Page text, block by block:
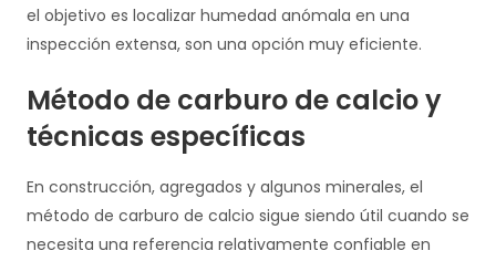
el objetivo es localizar humedad anómala en una
inspección extensa, son una opción muy eficiente.
Método de carburo de calcio y
técnicas específicas
En construcción, agregados y algunos minerales, el
método de carburo de calcio sigue siendo útil cuando se
necesita una referencia relativamente confiable en